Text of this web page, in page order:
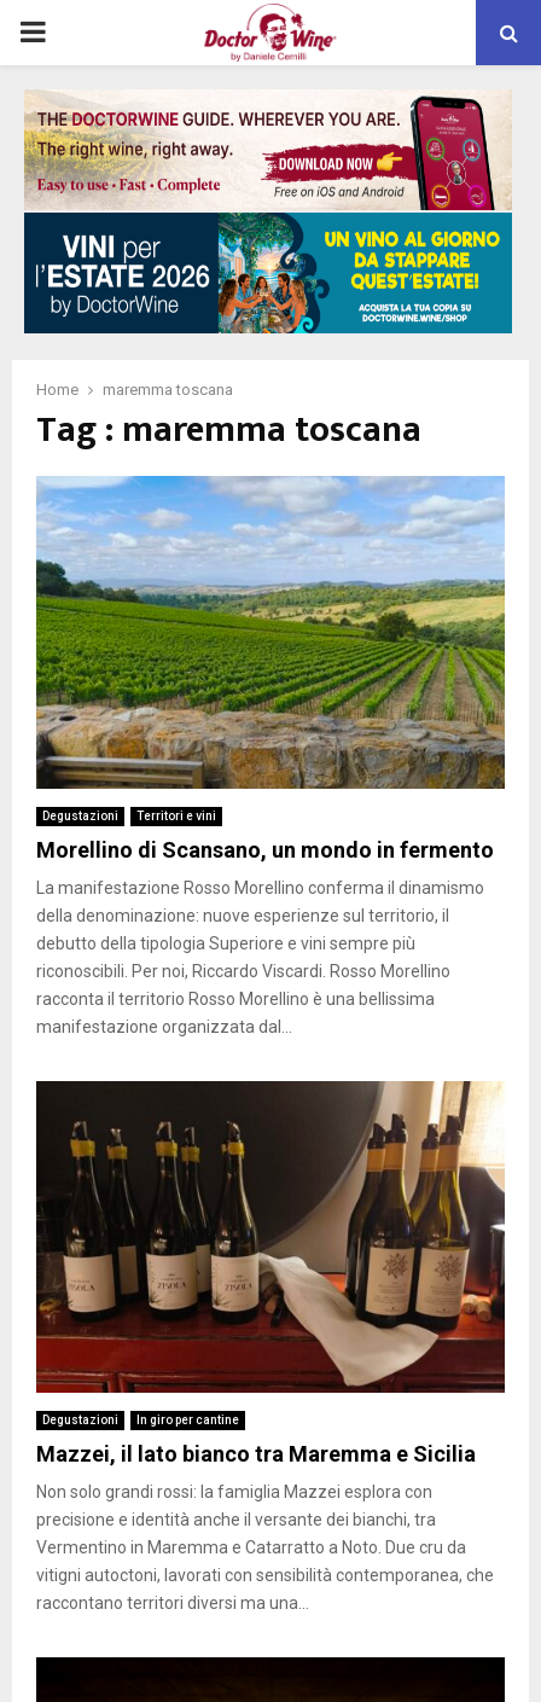
PRIMARY
MENU
Home maremma toscana
Tag : maremma toscana
Degustazioni Territori e vini
Morellino di Scansano, un mondo in fermento
La manifestazione Rosso Morellino conferma il dinamismo
della denominazione: nuove esperienze sul territorio, il
debutto della tipologia Superiore e vini sempre più
riconoscibili. Per noi, Riccardo Viscardi. Rosso Morellino
racconta il territorio Rosso Morellino è una bellissima
manifestazione organizzata dal...
Degustazioni In giro per cantine
Mazzei, il lato bianco tra Maremma e Sicilia
Non solo grandi rossi: la famiglia Mazzei esplora con
precisione e identità anche il versante dei bianchi, tra
Vermentino in Maremma e Catarratto a Noto. Due cru da
vitigni autoctoni, lavorati con sensibilità contemporanea, che
raccontano territori diversi ma una...